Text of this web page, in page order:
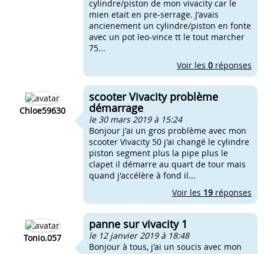
cylindre/piston de mon vivacity car le
mien etait en pre-serrage. J'avais
ancienement un cylindre/piston en fonte
avec un pot leo-vince tt le tout marcher
75...
Voir les 0 réponses
Chloe59630
scooter Vivacity problème
démarrage
le 30 mars 2019 à 15:24
Bonjour j'ai un gros problème avec mon
scooter Vivacity 50 j'ai changé le cylindre
piston segment plus la pipe plus le
clapet il démarre au quart de tour mais
quand j'accélère à fond il...
Voir les 19 réponses
Tonio.057
panne sur vivacity 1
le 12 janvier 2019 à 18:48
Bonjour à tous, j'ai un soucis avec mon